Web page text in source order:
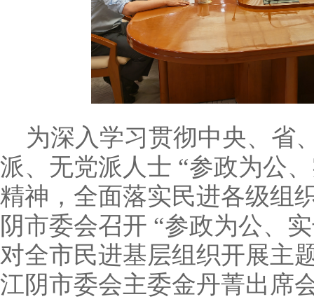
为深入学习贯彻中央、省
派、无党派人士 “参政为公
精神，全面落实民进各级组
阴市委会召开 “参政为公、
对全市民进基层组织开展主
江阴市委会主委金丹菁出席